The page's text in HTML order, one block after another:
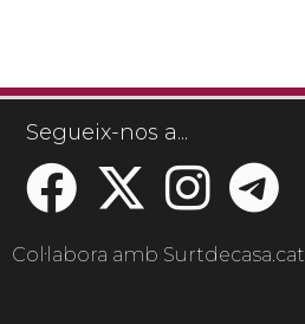
Segueix-nos a...
Col·labora amb Surtdecasa.cat